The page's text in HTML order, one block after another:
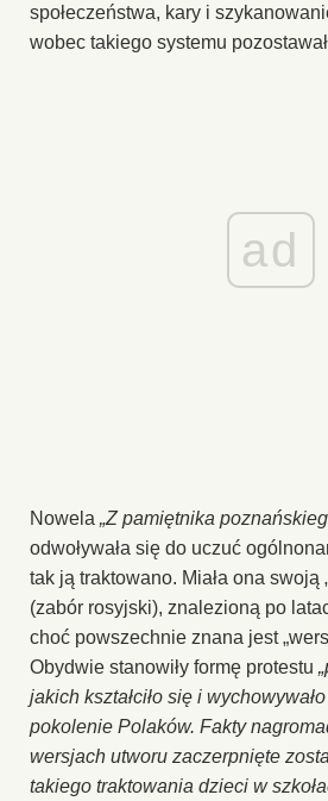
społeczeństwa, kary i
wobec takiego systemu
ad
Nowela „Z pamiętnika
odwoływała się do uczuć
tak ją traktowano. Miała ona swoją
(zabór rosyjski), znalezioną po
choć powszechnie znana jest
Obydwie stanowiły formę protestu
jakich kształciło się i
pokolenie Polaków. Fakty
wersjach utworu zaczerpnięte
takiego traktowania dzieci w